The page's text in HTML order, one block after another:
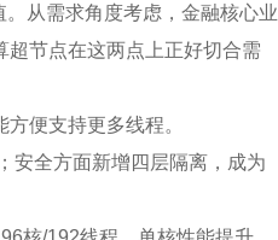
从需求角度考虑，金融核心业
节点在这两点上正好切合需
便支持更多线程。
安全方面新增四层隔离，成为